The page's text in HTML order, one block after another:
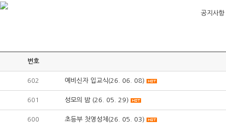
공지사항
번호
602 예비신자 입교식(26. 06. 08)
601 성모의 밤 (26. 05. 29)
600 초등부 첫영성체(26. 05. 03)